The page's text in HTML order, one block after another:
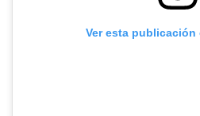
Ver esta publicación